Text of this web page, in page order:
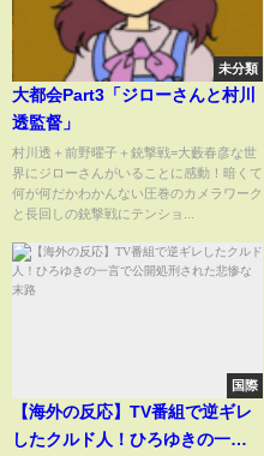
未分類
大都会Part3「ジローさんと村川
透監督」
村川透＋前野曜子＋銃撃戦=大藪春彦な世
界にジローさんがいることに感動！暗くて
何が何だかわかんない圧巻のカメラワーク
と長回しの銃撃戦にテンショ...
国際
【海外の反応】TV番組で逆ギレ
したクルド人！ひろゆきの一言